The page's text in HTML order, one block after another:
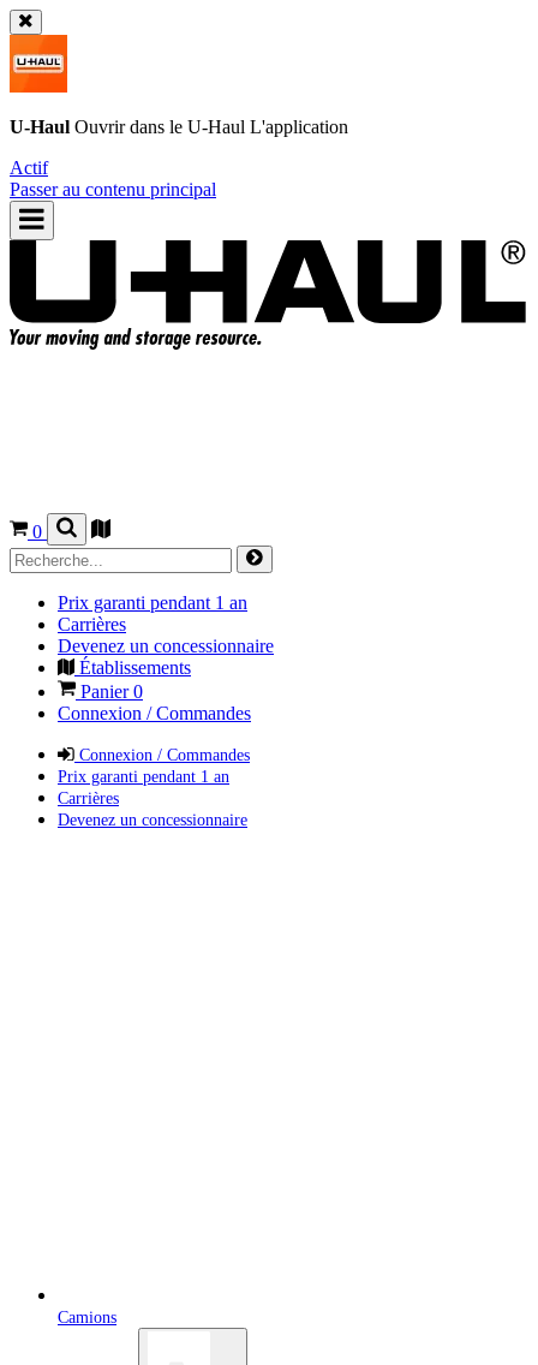
U-Haul Ouvrir dans le U-Haul L'application
Actif
Passer au contenu principal
0
Prix garanti pendant 1 an
Carrières
Devenez un concessionnaire
Établissements
Panier0
Connexion / Commandes
Connexion / Commandes
Prix garanti pendant 1 an
Carrières
Devenez un concessionnaire
Camions